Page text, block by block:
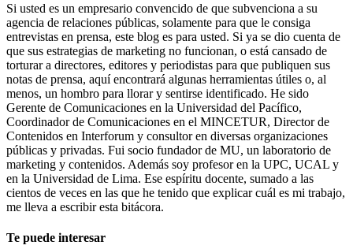
Si usted es un empresario convencido de que subvenciona a su
agencia de relaciones públicas, solamente para que le consiga
entrevistas en prensa, este blog es para usted. Si ya se dio cuenta de
que sus estrategias de marketing no funcionan, o está cansado de
torturar a directores, editores y periodistas para que publiquen sus
notas de prensa, aquí encontrará algunas herramientas útiles o, al
menos, un hombro para llorar y sentirse identificado. He sido
Gerente de Comunicaciones en la Universidad del Pacífico,
Coordinador de Comunicaciones en el MINCETUR, Director de
Contenidos en Interforum y consultor en diversas organizaciones
públicas y privadas. Fui socio fundador de MU, un laboratorio de
marketing y contenidos. Además soy profesor en la UPC, UCAL y
en la Universidad de Lima. Ese espíritu docente, sumado a las
cientos de veces en las que he tenido que explicar cuál es mi trabajo,
me lleva a escribir esta bitácora.
Te puede interesar